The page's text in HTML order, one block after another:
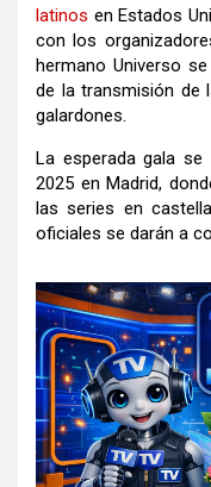
latinos en Estados
con los
hermano Universo
de la transmisión de
galardones.
La esperada gala
2025 en Madrid,
las series en
oficiales se darán a